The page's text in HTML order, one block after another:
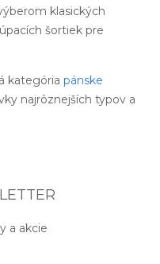
klasických
šortiek pre
kategória pánske
najrôznejších typov a
a akcie